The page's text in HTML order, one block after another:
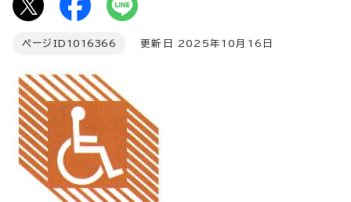
ページID 1016366 更新日 2025年10月16日